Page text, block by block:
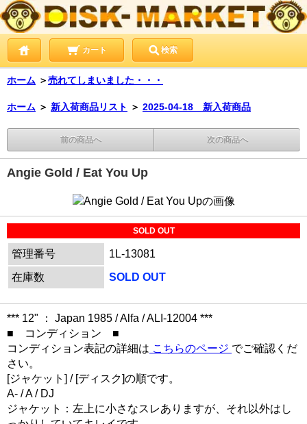
カート 検索
ホーム ＞売れてしまいました・・・
ホーム ＞ 新入荷商品リスト ＞ 2025-04-18 新入荷商品
前の商品へ 次の商品へ
Angie Gold / Eat You Up
SOLD OUT
管理番号
1L-13081
在庫数
SOLD OUT
*** 12" ： Japan 1985 / Alfa / ALI-12004 ***
■ コンディション ■
コンディション表記の詳細は こちらのページ でご確認くだ
さい。
[ジャケット] / [ディスク]の順です。
A- / A / DJ
ジャケット：左上に小さなスレありますが、それ以外はし